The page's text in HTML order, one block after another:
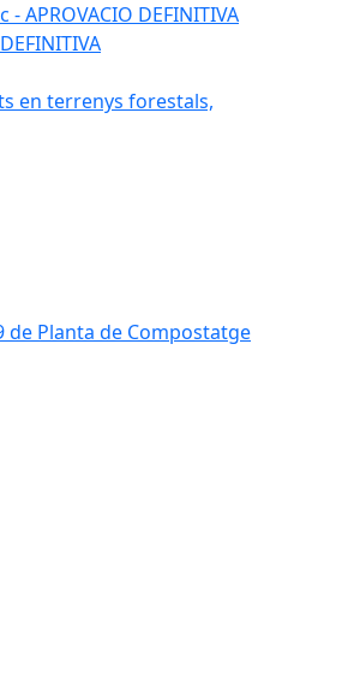
DEFINITIVA
en terrenys forestals,
de Planta de Compostatge